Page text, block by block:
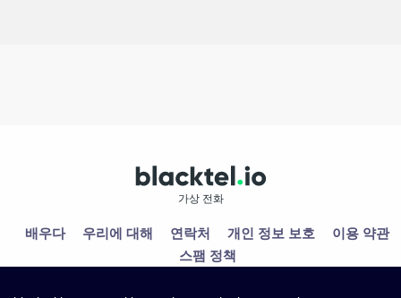
가상 전화
배우다 우리에 대해 연락처 개인 정보 보호
이용 약관
스팸 정책